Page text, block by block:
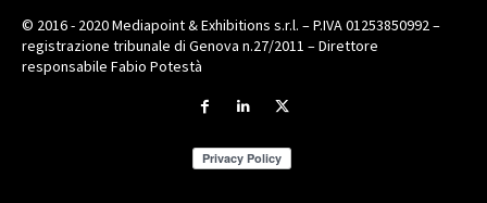
© 2016 - 2020 Mediapoint & Exhibitions s.r.l. – P.IVA 01253850992 –
registrazione tribunale di Genova n.27/2011 – Direttore
responsabile Fabio Potestà